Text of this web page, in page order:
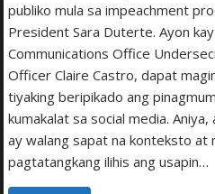
publiko mula sa impeachment
President Sara Duterte. Ayon
Communications Office
Officer Claire Castro, dapat
tiyaking beripikado ang
kumakalat sa social media.
ay walang sapat na konteksto at
pagtatangkang ilihis ang usapin…